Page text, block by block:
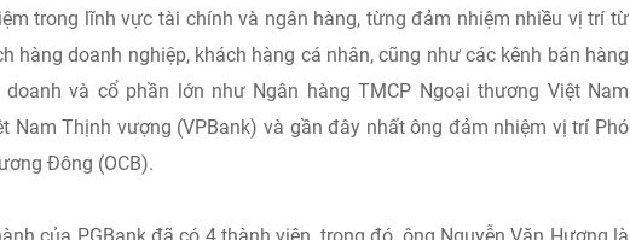
trong lĩnh vực tài chính và ngân hàng, từng đảm nhiệm nhiều vị trí từ
hàng doanh nghiệp, khách hàng cá nhân, cũng như các kênh bán hàng
và cổ phần lớn như Ngân hàng TMCP Ngoại thương Việt Nam
Nam Thịnh vượng (VPBank) và gần đây nhất ông đảm nhiệm vị trí Phó
Đông (OCB).